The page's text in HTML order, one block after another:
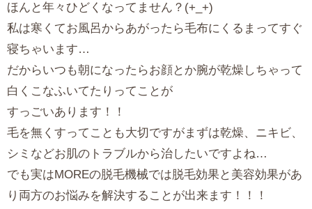
ほんと年々ひどくなってません？(+_+)
私は寒くてお風呂からあがったら毛布にくるまってすぐ
寝ちゃいます…
だからいつも朝になったらお顔とか腕が乾燥しちゃって
白くこなふいてたりってことが
すっごいあります！！
毛を無くすってことも大切ですがまずは乾燥、ニキビ、
シミなどお肌のトラブルから治したいですよね…
でも実はMOREの脱毛機械では脱毛効果と美容効果があ
り両方のお悩みを解決することが出来ます！！！